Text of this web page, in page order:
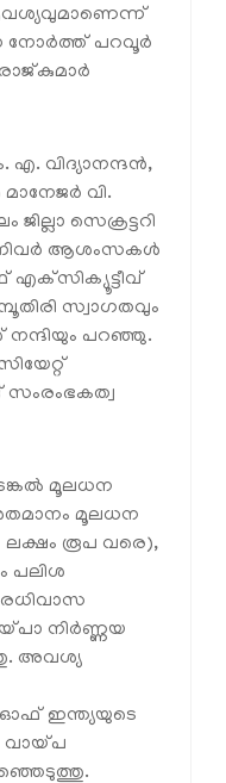
നോര്‍ത്ത് പറവൂര്‍
വിദ്യാനന്ദന്‍,
വി.
സെക്രട്ടറി
ആശംസകള്‍
എക്‌സിക്യൂട്ടീവ്
സ്വാഗതവും
നന്ദിയും പറഞ്ഞു.
മൂലധന
മൂലധന
രൂപ വരെ),
പലിശ
നിര്‍ണ്ണയ
അവശ്യ
ഇന്ത്യയുടെ
വായ്പ